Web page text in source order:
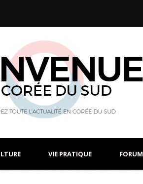
VIE PRATIQUE FORUM